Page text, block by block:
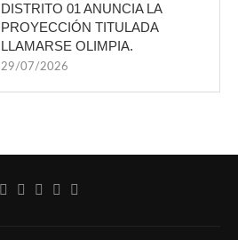
DISTRITO 01 ANUNCIA LA
PROYECCIÓN TITULADA
LLAMARSE OLIMPIA.
29/07/2026